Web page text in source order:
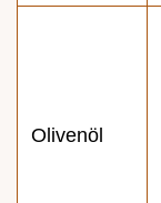
Olivenöl